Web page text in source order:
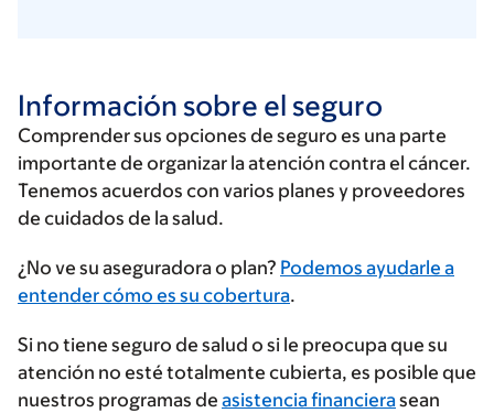
Información sobre el seguro
Comprender sus opciones de seguro es una parte
importante de organizar la atención contra el cáncer.
Tenemos acuerdos con varios planes y proveedores
de cuidados de la salud.
Ingrese
su
de
seguros
¿No ve su aseguradora o plan? Podemos ayudarle a
entender cómo es su cobertura.
Si no tiene seguro de salud o si le preocupa que su
atención no esté totalmente cubierta, es posible que
nuestros programas de asistencia financierasean